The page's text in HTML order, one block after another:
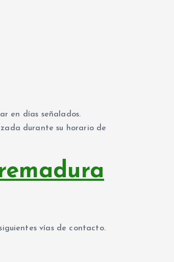
en días señalados.
durante su horario de
vías de contacto.